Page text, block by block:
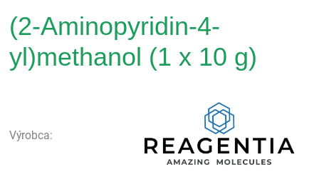
(2-Aminopyridin-4-
yl)methanol (1 x 10 g)
Výrobca: